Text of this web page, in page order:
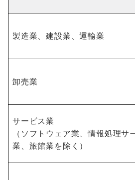
製造業、建設業、運輸業
卸売業
サービス業
（ソフトウェア業、情報処理サ
業、旅館業を除く）